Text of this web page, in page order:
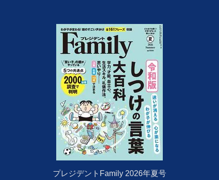
プレジデントFamily 2026年夏号